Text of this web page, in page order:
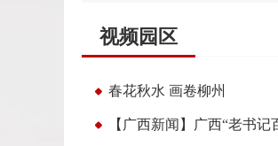
视频园区
春花秋水 画卷柳州
【广西新闻】广西“老书